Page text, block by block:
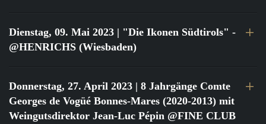
Dienstag, 09. Mai 2023 | "Die Ikonen Südtirols" -
@HENRICHS (Wiesbaden)
Donnerstag, 27. April 2023 | 8 Jahrgänge Comte
Georges de Vogüé Bonnes-Mares (2020-2013) mit
Weingutsdirektor Jean-Luc Pépin @FINE CLUB